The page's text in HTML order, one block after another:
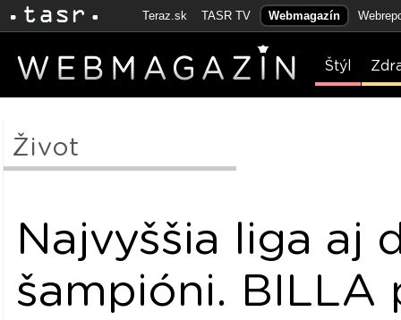
Teraz.sk TASR TV Webmagazín
Štýl
Život
Najvyššia liga aj
šampióni. BILLA